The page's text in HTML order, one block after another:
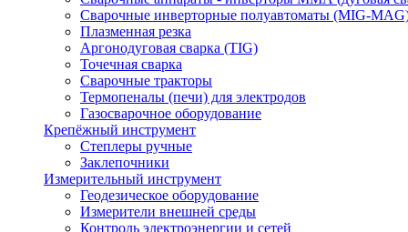
Сварочные инверторные полуавтоматы (MIG-
Плазменная резка
Аргонодуговая сварка (TIG)
Точечная сварка
Сварочные тракторы
Термопеналы (печи) для электродов
Газосварочное оборудование
Крепёжный инструмент
Степлеры ручные
Заклепочники
Измерительный инструмент
Геодезическое оборудование
Измерители внешней среды
Контроль электроэнергии и сетей